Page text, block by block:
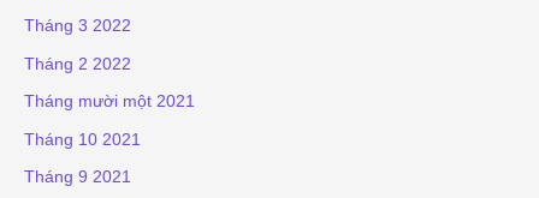
Tháng 3 2022
Tháng 2 2022
Tháng mười một 2021
Tháng 10 2021
Tháng 9 2021